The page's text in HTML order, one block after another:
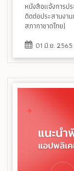
หนังสือแจ้งการป
ติดต่อประสานงา
สภากาชาดไทย)
01 มิ.ย. 2565